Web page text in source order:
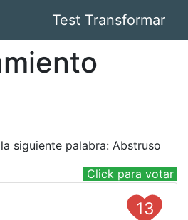
Test Transformar
siguiente palabra: Abstruso
Click para votar
13